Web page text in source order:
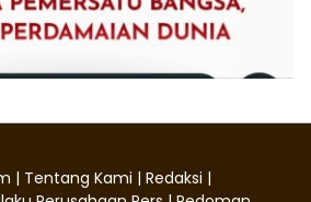
| Tentang Kami | Redaksi |